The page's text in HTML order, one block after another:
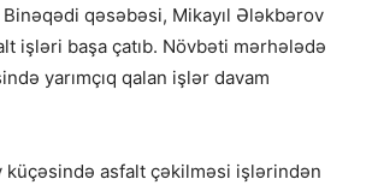
qəsəbəsi, Mikayıl Ələkbərov
işləri başa çatıb. Növbəti mərhələdə
yarımçıq qalan işlər davam
küçəsində asfalt çəkilməsi işlərindən